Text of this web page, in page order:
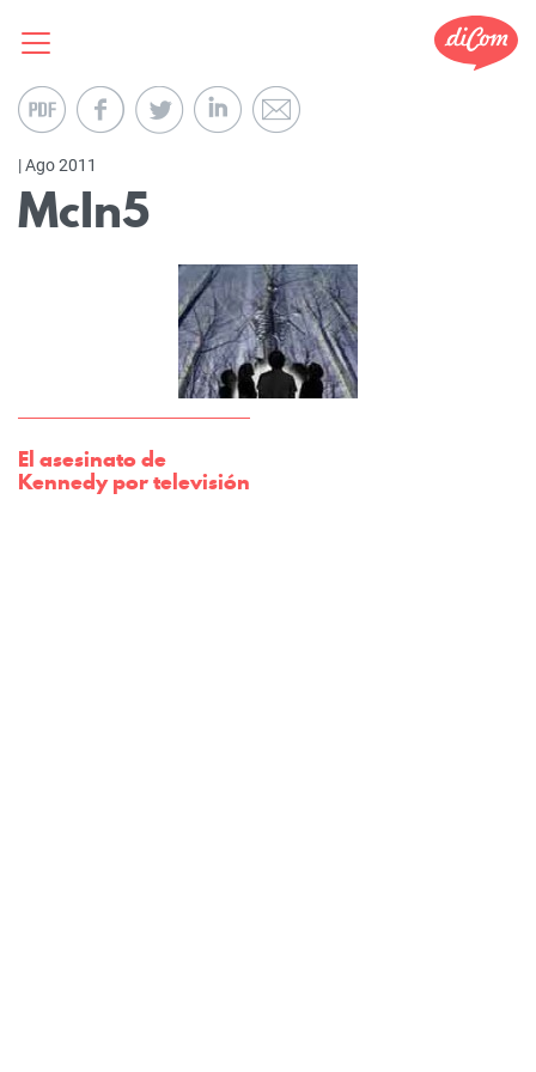
| Ago 2011
McIn5
El asesinato de
Kennedy por televisión